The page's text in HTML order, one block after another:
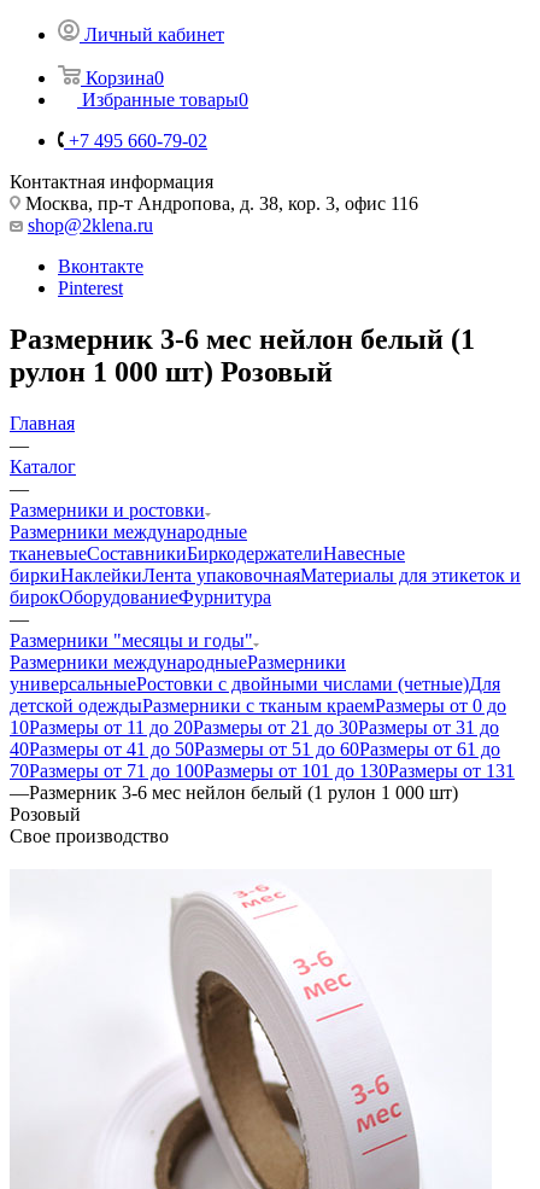
Личный кабинет
Корзина0
Избранные товары0
+7 495 660-79-02
Контактная информация
Москва, пр-т Андропова, д. 38, кор. 3, офис 116
shop@2klena.ru
Вконтакте
Pinterest
Размерник 3-6 мес нейлон белый (1
рулон 1 000 шт) Розовый
Главная
—
Каталог
—
Размерники и ростовки
Размерники международные
тканевыеСоставникиБиркодержателиНавесные
биркиНаклейкиЛента упаковочнаяМатериалы для этикеток и
бирокОборудованиеФурнитура
—
Размерники "месяцы и годы"
Размерники международныеРазмерники
универсальныеРостовки с двойными числами (четные)Для
детской одеждыРазмерники с тканым краемРазмеры от 0 до
10Размеры от 11 до 20Размеры от 21 до 30Размеры от 31 до
40Размеры от 41 до 50Размеры от 51 до 60Размеры от 61 до
70Размеры от 71 до 100Размеры от 101 до 130Размеры от 131
—Размерник 3-6 мес нейлон белый (1 рулон 1 000 шт)
Розовый
Свое производство